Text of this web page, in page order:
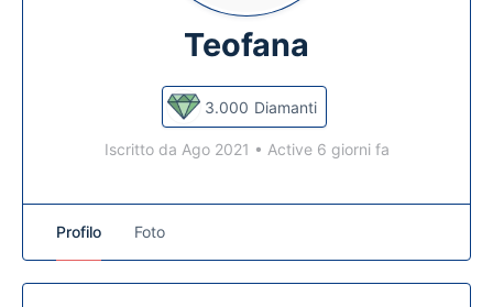
Teofana
3.000 Diamanti
Iscritto da Ago 2021 • Active 6 giorni fa
Profilo Foto